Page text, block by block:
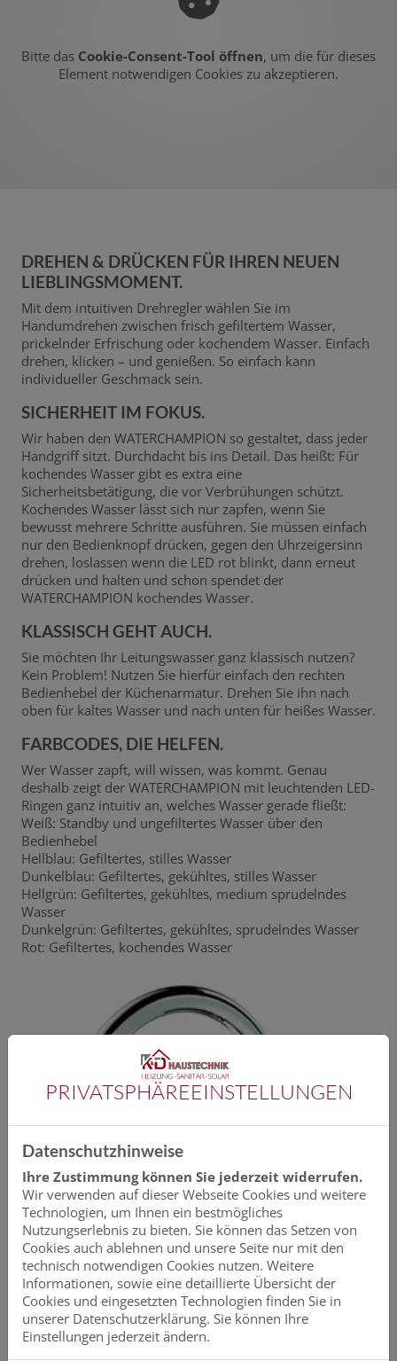
Bitte das Cookie-Consent-Tool öffnen, um die für dieses
Element notwendigen Cookies zu akzeptieren.
DREHEN & DRÜCKEN FÜR IHREN NEUEN
LIEBLINGSMOMENT.
Mit dem intuitiven Drehregler wählen Sie im
Handumdrehen zwischen frisch gefiltertem Wasser,
prickelnder Erfrischung oder kochendem Wasser. Einfach
drehen, klicken – und genießen. So einfach kann
individueller Geschmack sein.
SICHERHEIT IM FOKUS.
Wir haben den WATERCHAMPION so gestaltet, dass jeder
Handgriff sitzt. Durchdacht bis ins Detail. Das heißt: Für
kochendes Wasser gibt es extra eine
Sicherheitsbetätigung, die vor Verbrühungen schützt.
Kochendes Wasser lässt sich nur zapfen, wenn Sie
bewusst mehrere Schritte ausführen. Sie müssen einfach
nur den Bedienknopf drücken, gegen den Uhrzeigersinn
drehen, loslassen wenn die LED rot blinkt, dann erneut
drücken und halten und schon spendet der
WATERCHAMPION kochendes Wasser.
KLASSISCH GEHT AUCH.
Sie möchten Ihr Leitungswasser ganz klassisch nutzen?
Kein Problem! Nutzen Sie hierfür einfach den rechten
Bedienhebel der Küchenarmatur. Drehen Sie ihn nach
oben für kaltes Wasser und nach unten für heißes Wasser.
FARBCODES, DIE HELFEN.
Wer Wasser zapft, will wissen, was kommt. Genau
deshalb zeigt der WATERCHAMPION mit leuchtenden LED-
Ringen ganz intuitiv an, welches Wasser gerade fließt:
Weiß: Standby und ungefiltertes Wasser über den
Bedienhebel
Hellblau: Gefiltertes, stilles Wasser
Dunkelblau: Gefiltertes, gekühltes, stilles Wasser
Hellgrün: Gefiltertes, gekühltes, medium sprudelndes
Wasser
Dunkelgrün: Gefiltertes, gekühltes, sprudelndes Wasser
Rot: Gefiltertes, kochendes Wasser
PRIVATSPHÄRE­EINSTELLUNGEN
Datenschutzhinweise
Ihre Zustimmung können Sie jederzeit widerrufen.
Wir verwenden auf dieser Webseite Cookies und weitere
Technologien, um Ihnen ein bestmögliches
Nutzungserlebnis zu bieten. Sie können das Setzen von
Cookies auch ablehnen und unsere Seite nur mit den
technisch notwendigen Cookies nutzen. Weitere
Informationen, sowie eine detaillierte Übersicht der
Cookies und eingesetzten Technologien finden Sie in
unserer Datenschutzerklärung. Sie können Ihre
Einstellungen jederzeit ändern.